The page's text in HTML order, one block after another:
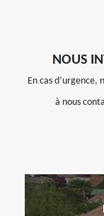
NOUS
En cas d’urgence,
à nous